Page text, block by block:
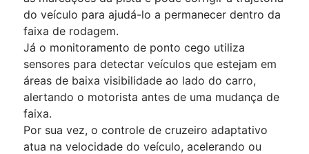
do veículo para ajudá-lo a permanecer dentro da
faixa de rodagem.
Já o monitoramento de ponto cego utiliza
sensores para detectar veículos que estejam em
áreas de baixa visibilidade ao lado do carro,
alertando o motorista antes de uma mudança de
faixa.
Por sua vez, o controle de cruzeiro adaptativo
atua na velocidade do veículo, acelerando ou